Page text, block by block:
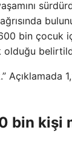
bin çocuk
olduğu
bin kişi